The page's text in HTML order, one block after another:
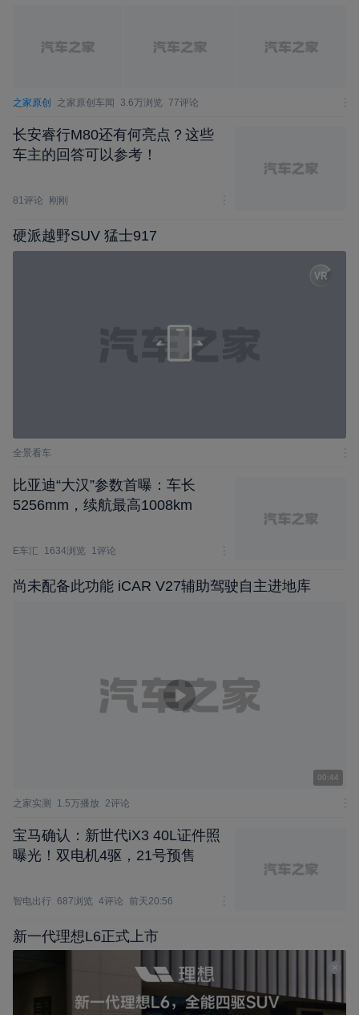
之家原创 之家原创车闻 3.6万浏览 77评论
长安睿行M80还有何亮点？这些
车主的回答可以参考！
81评论 刚刚
硬派越野SUV 猛士917
全景看车
比亚迪“大汉”参数首曝：车长
5256mm，续航最高1008km
E车汇 1634浏览 1评论
尚未配备此功能 iCAR V27辅助驾驶自主进地库
00:44
之家实测 1.5万播放 2评论
宝马确认：新世代iX3 40L证件照
曝光！双电机4驱，21号预售
智电出行 687浏览 4评论 前天20:56
新一代理想L6正式上市